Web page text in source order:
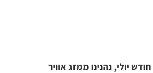
יולי, נהנינו ממזג אוויר